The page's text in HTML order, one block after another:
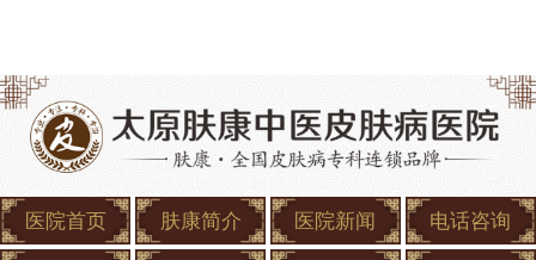
医院首页 肤康简介 医院新闻 电话咨询